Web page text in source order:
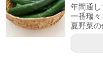
年間通し
一番瑞々
夏野菜